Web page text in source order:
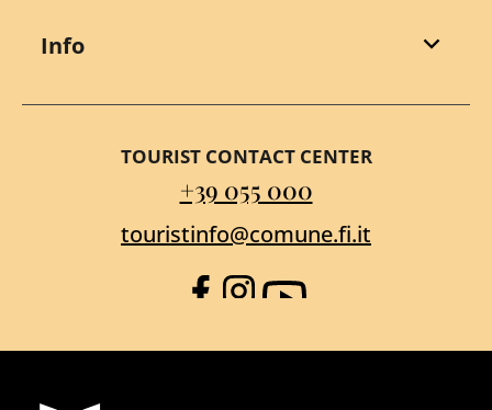
Info
TOURIST CONTACT CENTER
+39 055 000
touristinfo@comune.fi.it
Facebook
Instagram
YouTube